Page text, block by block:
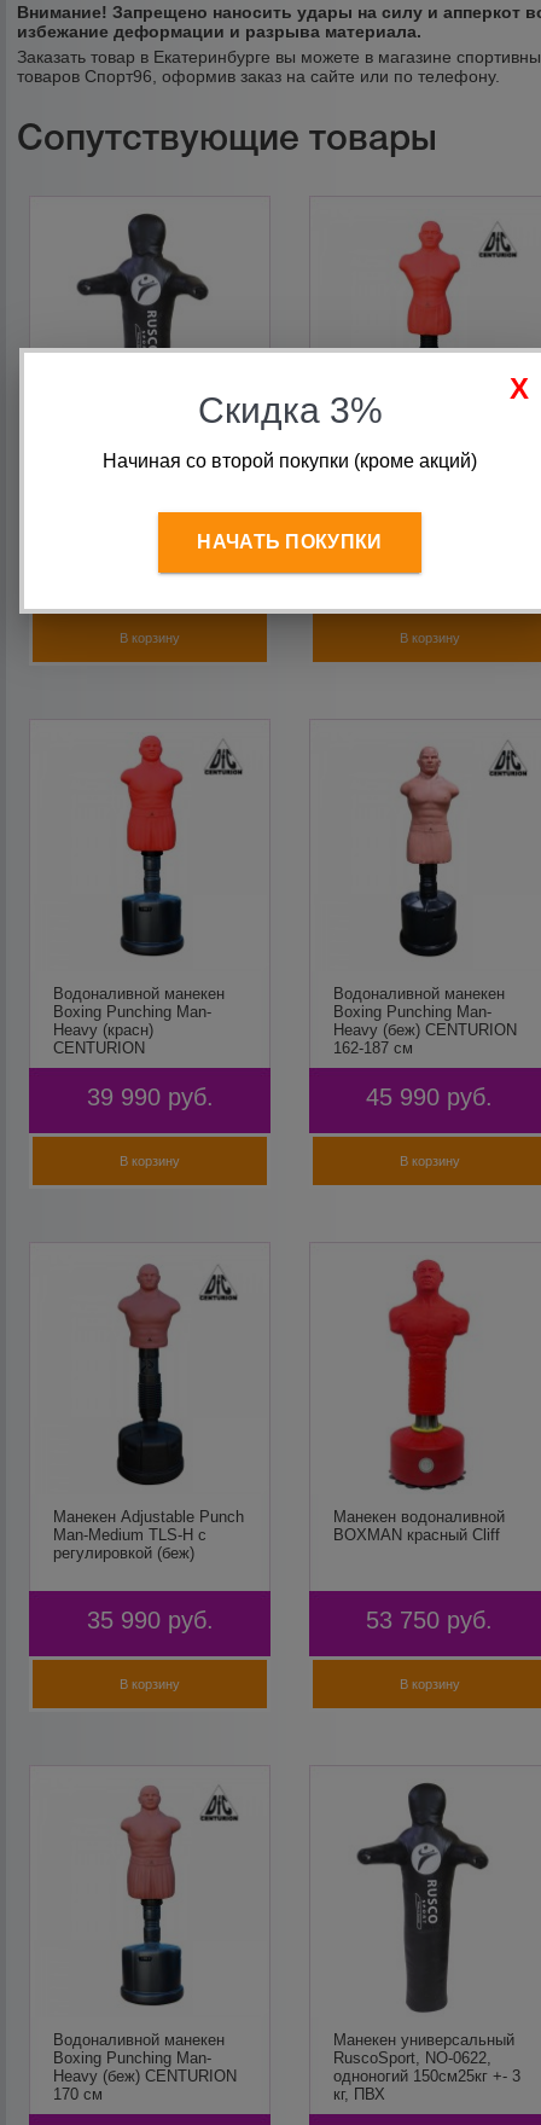
Внимание!Запрещено наносить удары на силу и апперкот
избежание деформации и разрыва материала.
Заказать товар в Екатеринбурге вы можете в магазине
товаров Спорт96, оформив заказ на сайте или по телефону.
Сопутствующие товары
Манекен универсальный
руб.
В корзину
Водоналивной манекен
38 990
В корзину
Водоналивной манекен
Boxing Punching Man-
Heavy (красн)
CENTURION
39 990 руб.
В корзину
Водоналивной манекен
Boxing Punching Man-
Heavy (беж) CENTURION
162-187 см
45 990 руб.
В корзину
Манекен Adjustable Punch
Man-Medium TLS-H с
регулировкой (беж)
35 990 руб.
В корзину
Манекен водоналивной
BOXMAN красный Cliff
53 750 руб.
В корзину
Водоналивной манекен
Boxing Punching Man-
Heavy (беж) CENTURION
170 см
Манекен универсальный
RuscoSport, NO-0622,
одноногий 150см25кг +- 3
кг, ПВХ
Скидка 3%
Начиная со второй покупки (кроме акций)
НАЧАТЬ ПОКУПКИ